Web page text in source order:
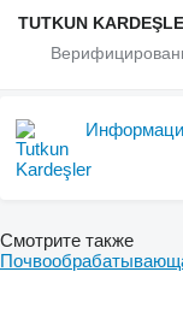
Смотрите также